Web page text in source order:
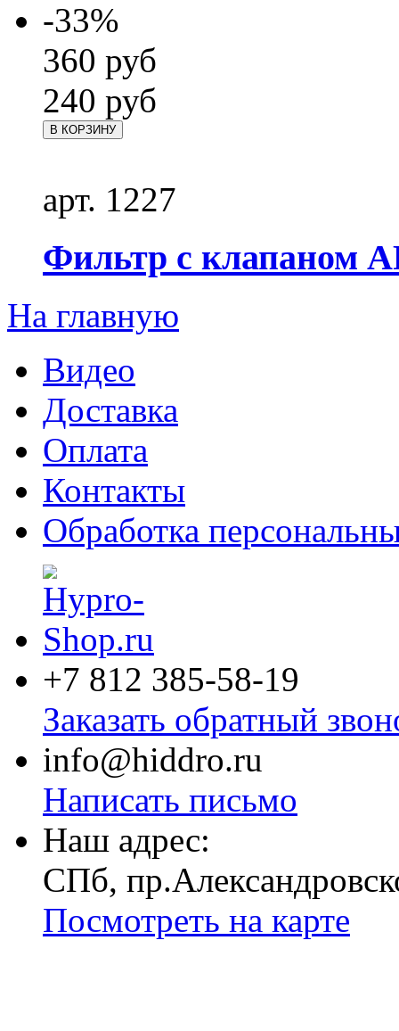
-33%
360 руб
240 руб
В КОРЗИНУ
арт. 1227
Фильтр с клапаном
На главную
Видео
Доставка
Оплата
Контакты
Обработка
+7 812 385-58-19
Заказать обратный
info@hiddro.ru
Написать письмо
Наш адрес:
СПб,
Посмотреть на карте